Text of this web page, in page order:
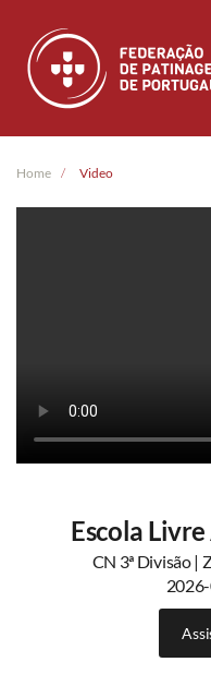
Skip to main content
Home Video
Escola
CN 3ª Divisão |